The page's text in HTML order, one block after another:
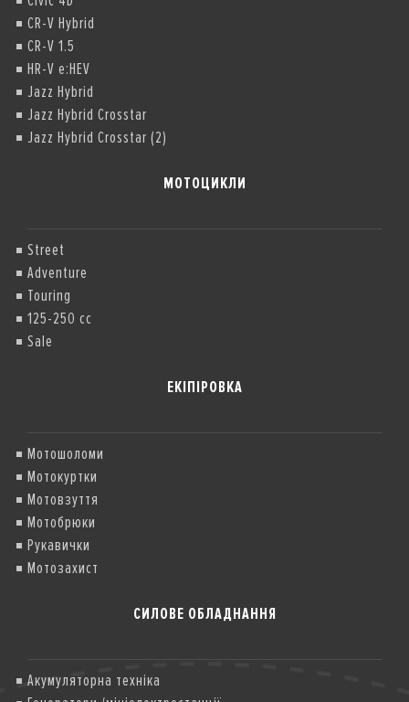
CR-V Hybrid
CR-V 1.5
HR-V e:HEV
Jazz Hybrid
Jazz Hybrid Crosstar
Jazz Hybrid Crosstar (2)
МОТОЦИКЛИ
Street
Adventure
Touring
125-250 cc
Sale
ЕКІПІРОВКА
Мотошоломи
Мотокуртки
Мотовзуття
Мотобрюки
Рукавички
Мотозахист
СИЛОВЕ ОБЛАДНАННЯ
Акумуляторна техніка